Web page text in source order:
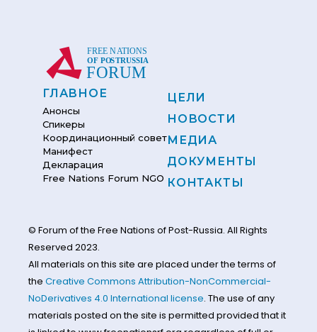
ГЛАВНОЕ
Анонсы
Спикеры
Координационный совет
Манифест
Декларация
Free Nations Forum NGO
ЦЕЛИ
НОВОСТИ
МЕДИА
ДОКУМЕНТЫ
КОНТАКТЫ
© Forum of the Free Nations of Post-Russia. All Rights
Reserved 2023.
All materials on this site are placed under the terms of
the Creative Commons Attribution-NonCommercial-
NoDerivatives 4.0 International license. The use of any
materials posted on the site is permitted provided that it